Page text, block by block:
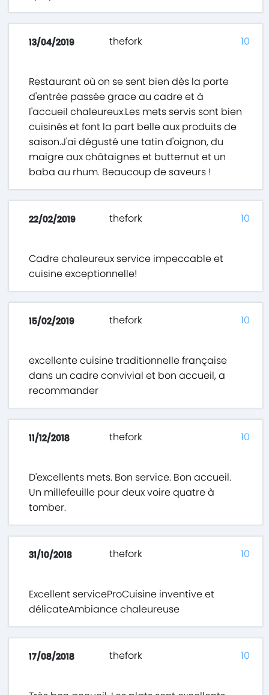
13/04/2019 thefork
Restaurant où on se sent bien dès la porte
d'entrée passée grace au cadre et à
l'accueil chaleureux.Les mets servis sont bien
cuisinés et font la part belle aux produits de
saison.J'ai dégusté une tatin d'oignon, du
maigre aux châtaignes et butternut et un
baba au rhum. Beaucoup de saveurs !
10
22/02/2019 thefork
Cadre chaleureux service impeccable et
cuisine exceptionnelle!
10
15/02/2019 thefork
excellente cuisine traditionnelle française
dans un cadre convivial et bon accueil, a
recommander
10
11/12/2018 thefork
D'excellents mets. Bon service. Bon accueil.
Un millefeuille pour deux voire quatre à
tomber.
10
31/10/2018 thefork
Excellent serviceProCuisine inventive et
délicateAmbiance chaleureuse
10
17/08/2018 thefork 10